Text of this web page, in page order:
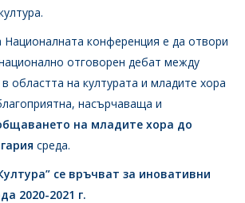
Националната конференция е да отвори
отговорен дебат между
областта на културата и младите хора
насърчаваща и
на младите хора до
среда.
се връчват за иновативни
2020-2021 г.